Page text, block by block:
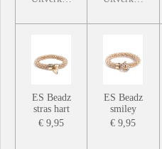
ES Beadz
stras hart
€ 9,95
ES Beadz
smiley
€ 9,95